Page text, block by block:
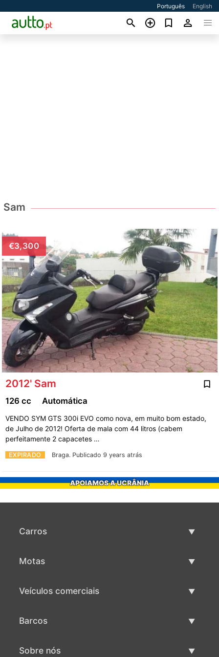
Português English
Sam
€3,300
2012' Sam
EXPIRADO Braga. Publicado 9 years atrás
126 cc Automática
VENDO SYM GTS 300i EVO como nova, em muito bom estado,
de Julho de 2012! Oferta de mala com 44 litros (cabem
perfeitamente 2 capacetes …
APOIAMOS A UCRÂNIA
Carros
Motas
Veículos comerciais
Barcos
Sobre nós